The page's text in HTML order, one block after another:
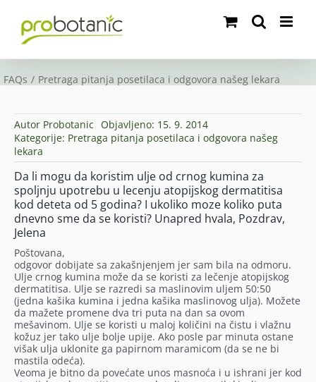
content
FAQs Pretraga pitanja posetilaca i odgovora našeg lekara
Autor Probotanic Objavljeno: 15. 9. 2014
Kategorije: Pretraga pitanja posetilaca i odgovora našeg
lekara
Da li mogu da koristim ulje od crnog kumina za
spoljnju upotrebu u lecenju atopijskog dermatitisa
kod deteta od 5 godina? I ukoliko moze koliko puta
dnevno sme da se koristi? Unapred hvala, Pozdrav,
Jelena
Poštovana,
odgovor dobijate sa zakašnjenjem jer sam bila na odmoru.
Ulje crnog kumina može da se koristi za lečenje atopijskog
dermatitisa. Ulje se razredi sa maslinovim uljem 50:50
(jedna kašika kumina i jedna kašika maslinovog ulja). Možete
da mažete promene dva tri puta na dan sa ovom
mešavinom. Ulje se koristi u maloj količini na čistu i vlažnu
kožuz jer tako ulje bolje upije. Ako posle par minuta ostane
višak ulja uklonite ga papirnom maramicom (da se ne bi
mastila odeća).
Veoma je bitno da povećate unos masnoća i u ishrani jer kod